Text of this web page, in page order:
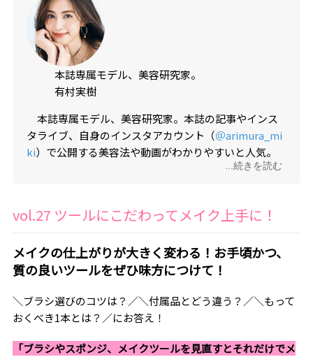
本誌専属モデル、美容研究家。
有村実樹
本誌専属モデル、美容研究家。本誌の記事やインス
タライブ、自身のインスタアカウント（＠arimura_mi
ki）で公開する美容法や動画がわかりやすいと人気。
企業向け美容講座の講師などでも活躍。植物療法士の
た美しさで、読者からも絶大な人気を誇る。
...続きを読む
vol.27 ツールにこだわってメイク上手に！
メイクの仕上がりが大きく変わる！お手頃かつ、
質の良いツールをぜひ味方につけて！
＼ブラシ選びのコツは？／＼付属品とどう違う？／＼もって
おくべき1本とは？／にお答え！
「ブラシやスポンジ、メイクツールを見直すとそれだけでメ